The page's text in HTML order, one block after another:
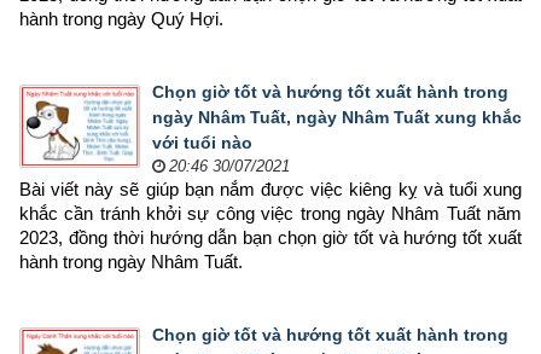
hành trong ngày Quý Hợi.
Chọn giờ tốt và hướng tốt xuất hành trong
ngày Nhâm Tuất, ngày Nhâm Tuất xung khắc
với tuổi nào
20:46 30/07/2021
Bài viết này sẽ giúp bạn nắm được việc kiêng kỵ và tuổi xung
khắc cần tránh khởi sự công việc trong ngày Nhâm Tuất năm
2023, đồng thời hướng dẫn bạn chọn giờ tốt và hướng tốt xuất
hành trong ngày Nhâm Tuất.
Chọn giờ tốt và hướng tốt xuất hành trong